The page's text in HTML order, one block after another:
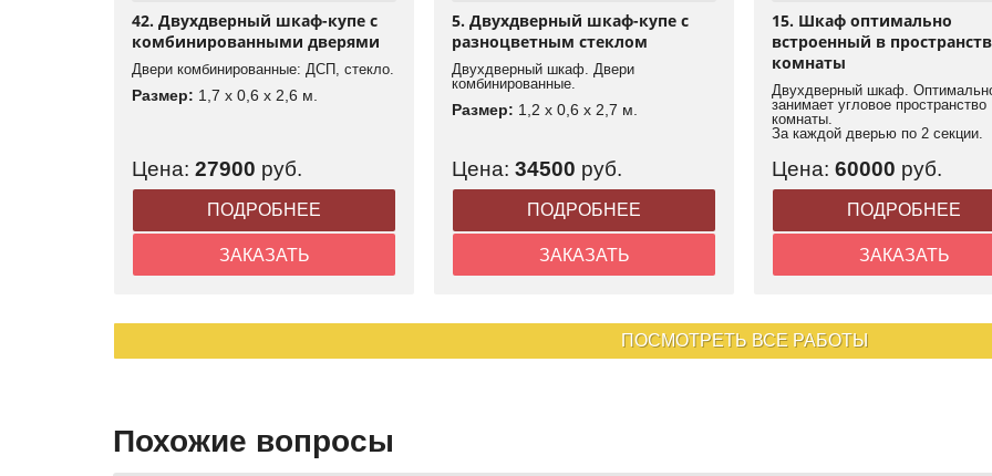
42. Двухдверный шкаф-купе с
комбинированными дверями
Двери комбинированные: ДСП, стекло.
Размер: 1,7 x 0,6 x 2,6 м.
Цена: 27900 руб.
ПОДРОБНЕЕ
ЗАКАЗАТЬ
5. Двухдверный шкаф-купе с
разноцветным стеклом
Двухдверный шкаф. Двери
комбинированные.
Размер: 1,2 x 0,6 x 2,7 м.
Цена: 34500 руб.
ПОДРОБНЕЕ
ЗАКАЗАТЬ
15. Шкаф оптимально
встроенный в
комнаты
Двухдверный шкаф.
занимает угловое пространство
комнаты.
За каждой дверью по 2 секции.
Цена: 60000 руб.
ПОДРОБНЕЕ
ЗАКАЗАТЬ
ПОСМОТРЕТЬ ВСЕ РАБОТЫ
Похожие вопросы